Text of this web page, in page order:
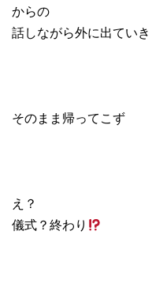
からの
話しながら外に出てい
そのまま帰ってこず
え？
儀式？終わり